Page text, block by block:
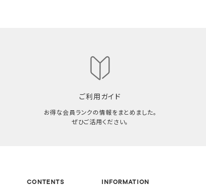
ご利用ガイド
お得な会員ランクの情報をまとめました。
ぜひご活用ください。
CONTENTS INFORMATION